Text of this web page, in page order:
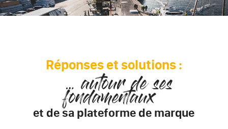
Réponses et solutions :
… autour de ses
fondamentaux
et de sa plateforme de marque